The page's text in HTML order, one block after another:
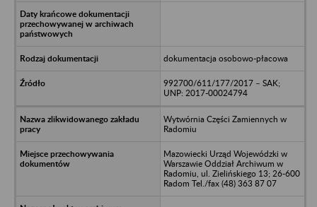
dokumentacja osobowo-płacowa
992700/611/177/2017 – SAK;
UNP: 2017-00024794
Wytwórnia Części Zamiennych w
Radomiu
Mazowiecki Urząd Wojewódzki w
Warszawie Oddział Archiwum w
Radomiu, ul. Zielińskiego 13; 26-600
Radom Tel./fax (48) 363 87 07